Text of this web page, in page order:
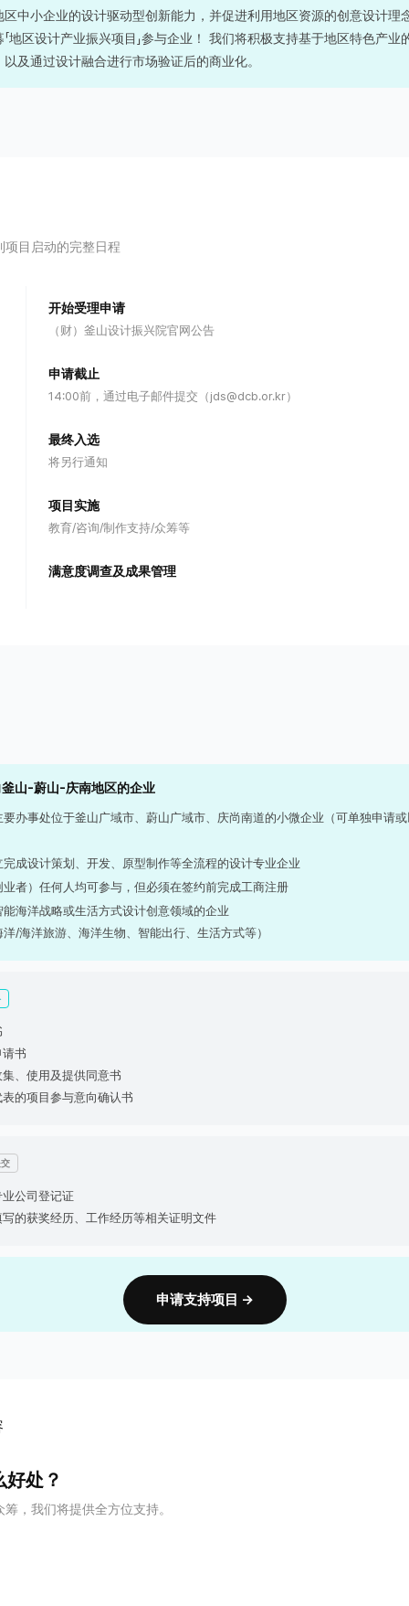
区中小企业的设计驱动型创新能力，并促进利用地区资源的创意设计理
地区设计产业振兴项目」参与企业！
我们将积极支持基于地区特色产业
及通过设计融合进行市场验证后的商业化。
项目启动的完整日程
开始受理申请
（财）釜山设计振兴院官网公告
申请截止
14:00前，通过电子邮件提交（jds@dcb.or.kr）
最终入选
将另行通知
项目实施
教育/咨询/制作支持/众筹等
满意度调查及成果管理
山-蔚山-庆南地区的企业
要办事处位于釜山广域市、蔚山广域市、庆尚南道的小微企业（可单独申请
完成设计策划、开发、原型制作等全流程的设计专业企业
业者）任何人均可参与，但必须在签约前完成工商注册
能海洋战略或生活方式设计创意领域的企业
洋/海洋旅游、海洋生物、智能出行、生活方式等）
请书
集、使用及提供同意书
表的项目参与意向确认书
业公司登记证
写的获奖经历、工作经历等相关证明文件
申请支持项目 →
好处？
，我们将提供全方位支持。